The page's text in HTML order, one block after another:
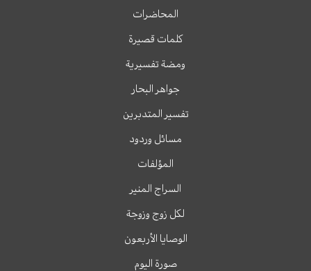
المحاضرات
كلمات قصيرة
ومضة تفسيرية
جواهر البحار
تفسير المتدبرين
مسائل وردود
المؤلفات
السراج المنير
لكل زوج وزوجة
الوصايا الأربعون
صورة اليوم